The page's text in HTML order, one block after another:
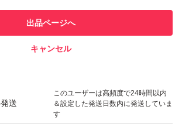
場合は、それ以上のお時間をいただくこ
、ご了承ください。
での取引実績があります
送
このユーザーは高頻度で24時間以内
＆設定した発送日数内に発送していま
す
出品ページへ
キャンセル